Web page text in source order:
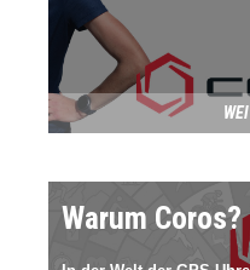
Warum Coros?